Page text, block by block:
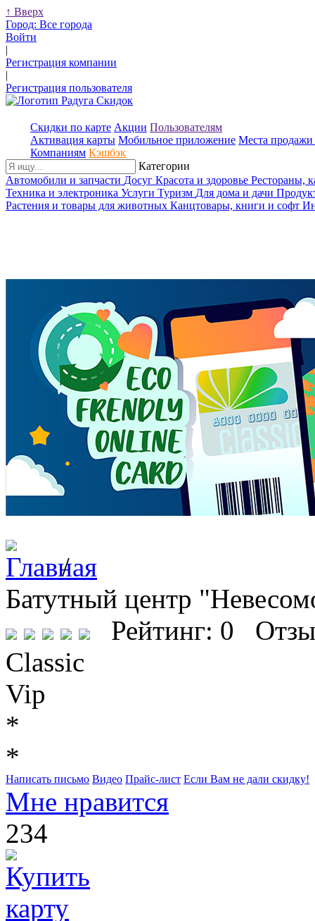
↑ Вверх
Город: Все города
Войти
|
Регистрация компании
|
Регистрация пользователя
Скидки по карте Акции Пользователям
Активация карты Мобильное приложение Места продажи
Компаниям Кэшбэк
Категории
Автомобили и запчасти Досуг Красота и здоровье Рестораны,
Техника и электроника Услуги Туризм Для дома и дачи
Растения и товары для животных Канцтовары, книги и софт
/
Батутный центр
Рейтинг: 0
Classic
Vip
*
*
Написать письмо Видео Прайс-лист Если Вам не дали скидку!
Мне нравится
234